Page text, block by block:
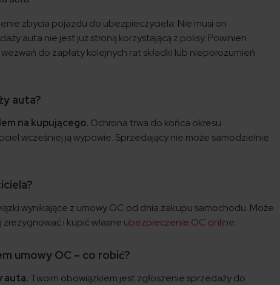
zbycia pojazdu do ubezpieczyciela. Nie musi on
auta nie jest już stroną korzystającą z polisy. Powinien
do zapłaty kolejnych rat składki lub nieporozumień
auta?
na kupującego. Ochrona trwa do końca okresu
wcześniej ją wypowie. Sprzedający nie może samodzielnie
wynikające z umowy OC od dnia zakupu samochodu. Może
i kupić własne ubezpieczenie OC online.
umowy OC – co robić?
auta. Twoim obowiązkiem jest zgłoszenie sprzedaży do